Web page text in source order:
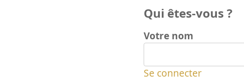
Qui êtes-vous ?
Votre nom
Se connecter